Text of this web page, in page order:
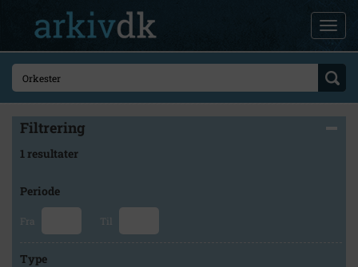
Filtrering
1 resultater
Periode
Fra Til
Type